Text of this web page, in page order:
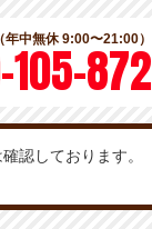
（年中無休 9:00〜21:00）
105-872
認しております。